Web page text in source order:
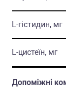
L-гiстидин, мг
L-цистеїн, мг
Допомiжнi